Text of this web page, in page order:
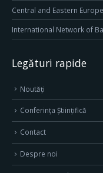
Central and Eastern
International Network of
Legături rapide
Noutăți
Conferința Științifică
Contact
Despre noi